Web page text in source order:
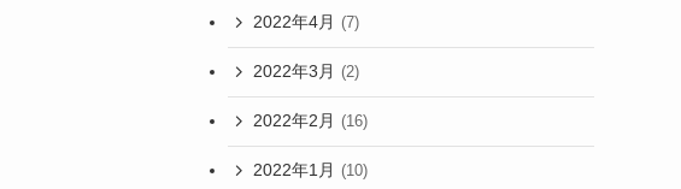
2022年4月 (7)
2022年3月 (2)
2022年2月 (16)
2022年1月 (10)